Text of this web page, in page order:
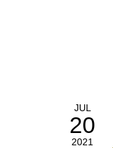
JUL
20
2021